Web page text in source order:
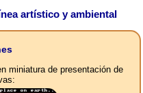
artístico y ambiental
miniatura de presentación de